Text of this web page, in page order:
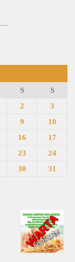
S
S
2
3
9
10
16
17
23
24
30
31